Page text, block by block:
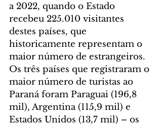
a 2022, quando o Estado
recebeu 225.010 visitantes
destes países, que
historicamente representam o
maior número de estrangeiros.
Os três países que registraram o
maior número de turistas ao
Paraná foram Paraguai (196,8
mil), Argentina (115,9 mil) e
Estados Unidos (13,7 mil) – os